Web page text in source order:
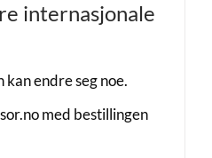
internasjonale
endre seg noe.
med bestillingen